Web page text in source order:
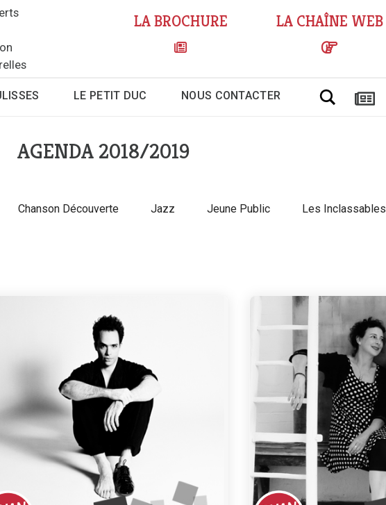
LA BROCHURE LA CHAÎNE WEB
LE PETIT DUC NOUS CONTACTER Chercher
AGENDA 2018/2019
Chanson Découverte Jazz Jeune Public Les Inclassables